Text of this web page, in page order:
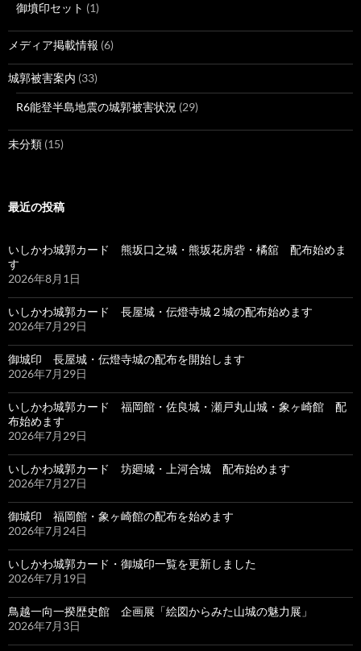
御墳印セット (1)
メディア掲載情報 (6)
城郭被害案内 (33)
R6能登半島地震の城郭被害状況 (29)
未分類 (15)
最近の投稿
いしかわ城郭カード 熊坂口之城・熊坂花房砦・橘舘 配布始めま
す
2026年8月1日
いしかわ城郭カード 長屋城・伝燈寺城２城の配布始めます
2026年7月29日
御城印 長屋城・伝燈寺城の配布を開始します
2026年7月29日
いしかわ城郭カード 福岡館・佐良城・瀬戸丸山城・象ヶ崎館 配
布始めます
2026年7月29日
いしかわ城郭カード 坊廻城・上河合城 配布始めます
2026年7月27日
御城印 福岡館・象ヶ崎館の配布を始めます
2026年7月24日
いしかわ城郭カード・御城印一覧を更新しました
2026年7月19日
鳥越一向一揆歴史館 企画展「絵図からみた山城の魅力展」
2026年7月3日